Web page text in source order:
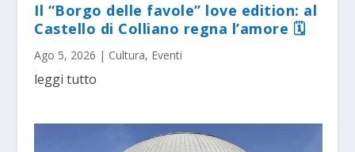
Il “Borgo delle favole” love edition: al
Castello di Colliano regna l’amore 🗓
Ago 5, 2026 | Cultura, Eventi
leggi tutto